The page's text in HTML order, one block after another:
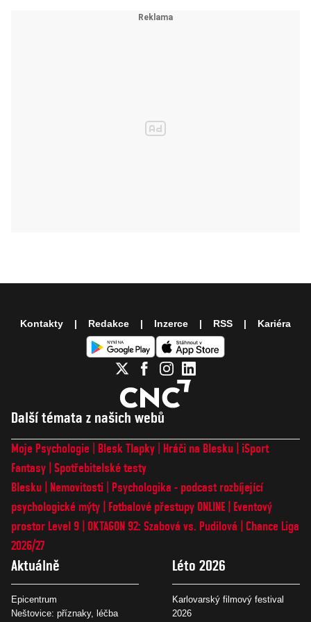
Další témata z našich webů
Moje Psychologie Blesk Tlapky Hráči na Blesku
iSport
Fantasy Spotřebitelské testy
Blesku
Nemovitosti
Psychologika - podcast rozbíjející
psychologické mýty
Fotbalové přestupy ONLINE
Eventový
prostor Level 9 OKTAGON 92: Szabová vs. Pudilová
Chance Liga
2026/27
Aktuálně
Epicentrum
Neštovice: příznaky, léčba
Léto 2026
Karlovarský filmový festival
2026
Kontakty Redakce Inzerce RSS Kariéra